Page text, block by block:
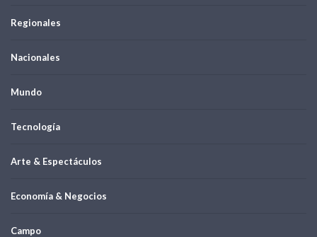
Regionales
Nacionales
Mundo
Tecnología
Arte & Espectáculos
Economía & Negocios
Campo